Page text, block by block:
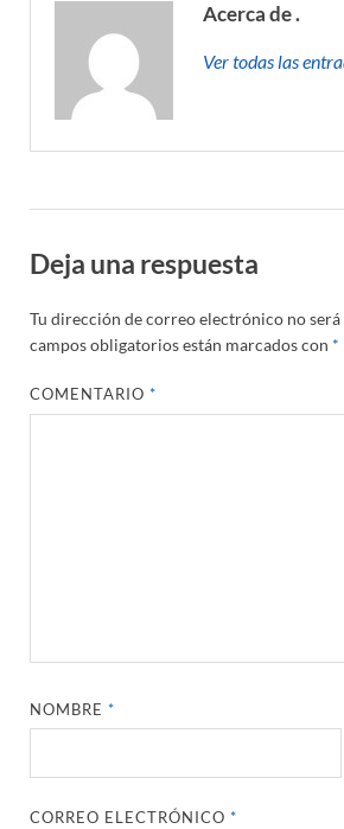
Acerca de .
Ver todas las
Deja una respuesta
Tu dirección de correo electrónico no
campos obligatorios están marcados con *
COMENTARIO*
NOMBRE*
CORREO ELECTRÓNICO*